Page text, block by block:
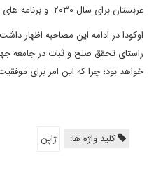
عربستان برای سال ۲۰۳۰ و برنامه های تحول ملی ۲۰۲۰ است.
اوکودا در ادامه این مصاحبه اظهار
راستای تحقق صلح و ثبات در جامعه
خواهد بود؛ چرا که این امر برای
کلید واژه ها: ژاپن